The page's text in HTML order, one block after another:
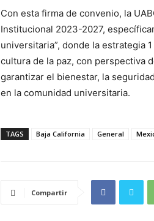
Con esta firma de convenio, la
Institucional 2023-2027,
universitaria”, donde la estrategia
cultura de la paz, con perspectiva
garantizar el bienestar, la
en la comunidad universitaria.
TAGS Baja California General
Compartir